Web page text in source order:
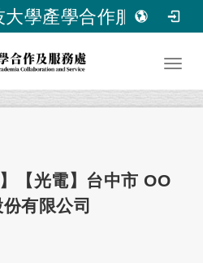
大學產學合作服務處
要內容
【光電】台中市 OO
有限公司